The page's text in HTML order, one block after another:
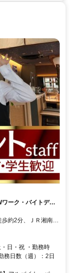
ーク・バイトデビ
約2分、ＪＲ湘南新
東北本線〕・ＪＲ
日・祝 ・勤務時
務日数（週）：2日